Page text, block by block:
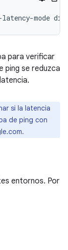
para verificar
ping se reduzca
si la latencia
de ping con
entornos. Por